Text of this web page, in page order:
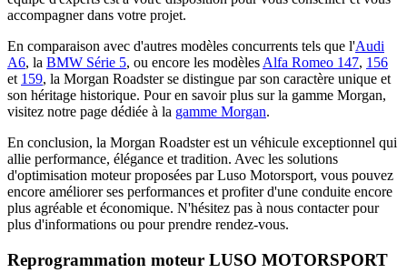
accompagner dans votre projet.
En comparaison avec d'autres modèles concurrents tels que l'Audi
A6, la BMW Série 5, ou encore les modèles Alfa Romeo 147, 156
et 159, la Morgan Roadster se distingue par son caractère unique et
son héritage historique. Pour en savoir plus sur la gamme Morgan,
visitez notre page dédiée à la gamme Morgan.
En conclusion, la Morgan Roadster est un véhicule exceptionnel qui
allie performance, élégance et tradition. Avec les solutions
d'optimisation moteur proposées par Luso Motorsport, vous pouvez
encore améliorer ses performances et profiter d'une conduite encore
plus agréable et économique. N'hésitez pas à nous contacter pour
plus d'informations ou pour prendre rendez-vous.
Reprogrammation moteur LUSO MOTORSPORT